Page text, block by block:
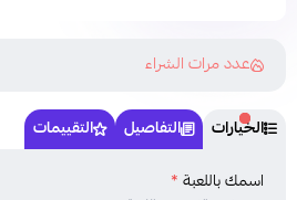
عدد مرات الشراء
الخيارات التفاصيل التقييمات
اسمك باللعبة *